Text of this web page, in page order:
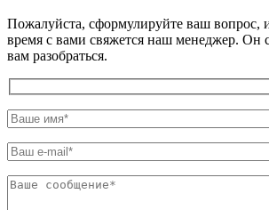
Пожалуйста, сформулируйте ваш вопрос,
время с вами свяжется наш менеджер. Он
вам разобраться.